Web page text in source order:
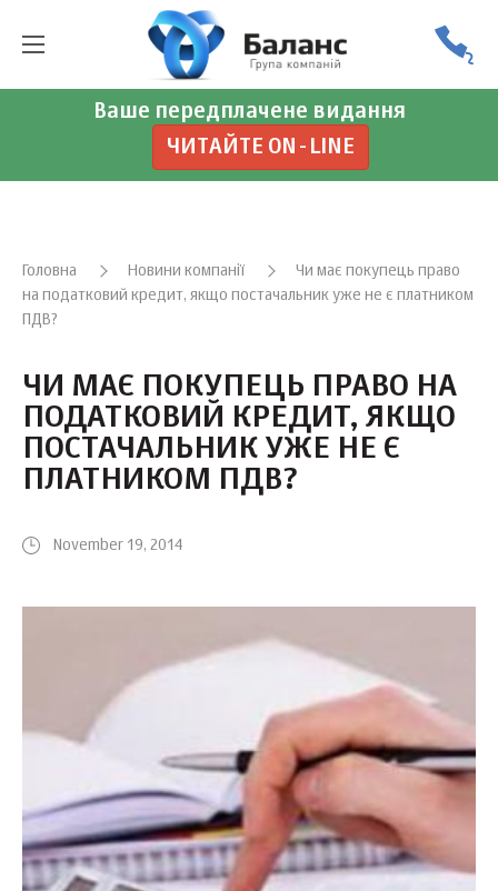
Ваше передплачене видання
ЧИТАЙТЕ ON-LINE
Головна Новини компанії
Чи має покупець право
на податковий кредит, якщо постачальник уже не є платником
ПДВ?
ЧИ МАЄ ПОКУПЕЦЬ ПРАВО НА
ПОДАТКОВИЙ КРЕДИТ, ЯКЩО
ПОСТАЧАЛЬНИК УЖЕ НЕ Є
ПЛАТНИКОМ ПДВ?
November 19, 2014